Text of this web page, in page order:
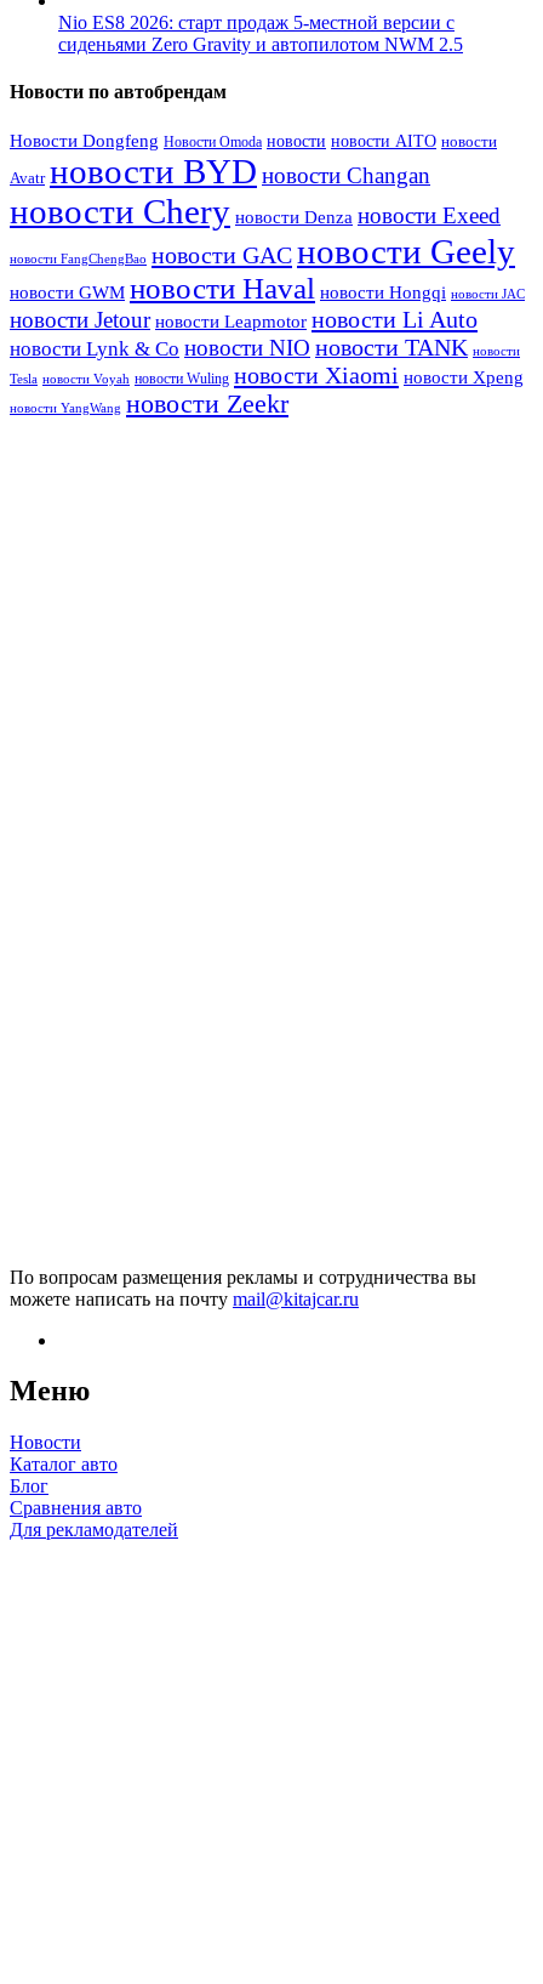
Nio ES8 2026: старт продаж 5-местной версии с
сиденьями Zero Gravity и автопилотом NWM 2.5
Новости по автобрендам
Новости Dongfeng Новости Omoda новости новости AITO новости
Avatr новости BYD новости Changan
новости Chery новости Denza новости Exeed
новости FangChengBao новости GACновости Geely
новости GWM новости Haval новости Hongqi новости JAC
новости Jetour новости Leapmotor новости Li Auto
новости Lynk & Co новости NIO новости TANK новости
Tesla новости Voyah новости Wuling новости Xiaomi новости Xpeng
новости YangWang новости Zeekr
По вопросам размещения рекламы и сотрудничества вы
можете написать на почту mail@kitajcar.ru
Меню
Новости
Каталог авто
Блог
Сравнения авто
Для рекламодателей